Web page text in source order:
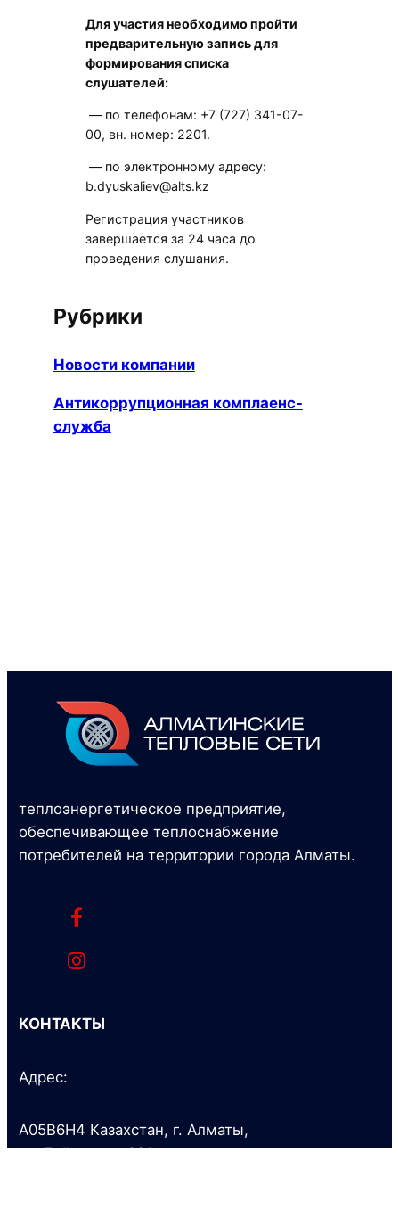
Для участия необходимо пройти
предварительную запись для
формирования списка
слушателей:
— по телефонам: +7 (727) 341-07-
00, вн. номер: 2201.
— по электронному адресу:
b.dyuskaliev@alts.kz
Регистрация участников
завершается за 24 часа до
проведения слушания.
Рубрики
Новости компании
Антикоррупционная комплаенс-
служба
теплоэнергетическое предприятие,
обеспечивающее теплоснабжение
потребителей на территории города Алматы.
КОНТАКТЫ
Адрес:
A05B6H4 Казахстан, г. Алматы,
ул. Байзакова, 221